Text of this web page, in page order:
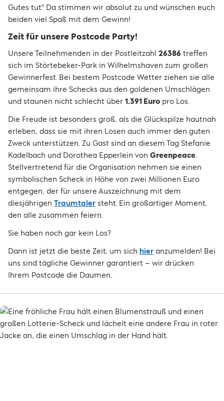
Gutes tut." Da stimmen wir absolut zu und wünschen euch
beiden viel Spaß mit dem Gewinn!
Zeit für unsere Postcode Party!
Unsere Teilnehmenden in der Postleitzahl 26386 treffen
sich im Störtebeker-Park in Wilhelmshaven zum großen
Gewinnerfest. Bei bestem Postcode Wetter ziehen sie alle
gemeinsam ihre Schecks aus den goldenen Umschlägen
und staunen nicht schlecht über 1.391 Euro pro Los.
Die Freude ist besonders groß, als die Glückspilze hautnah
erleben, dass sie mit ihren Losen auch immer den guten
Zweck unterstützen. Zu Gast sind an diesem Tag Stefanie
Kadelbach und Dorothea Epperlein von Greenpeace.
Stellvertretend für die Organisation nehmen sie einen
symbolischen Scheck in Höhe von zwei Millionen Euro
entgegen, der für unsere Auszeichnung mit dem
diesjährigen Traumtaler steht. Ein großartiger Moment,
den alle zusammen feiern.
Sie haben noch gar kein Los?
Dann ist jetzt die beste Zeit, um sich hier anzumelden! Bei
uns sind tägliche Gewinner garantiert – wir drücken
Ihrem Postcode die Daumen.